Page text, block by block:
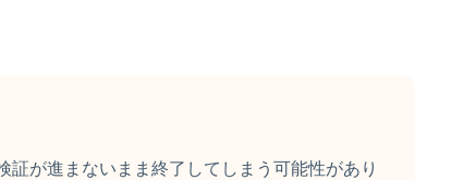
が進まないまま終了してしまう可能性があり